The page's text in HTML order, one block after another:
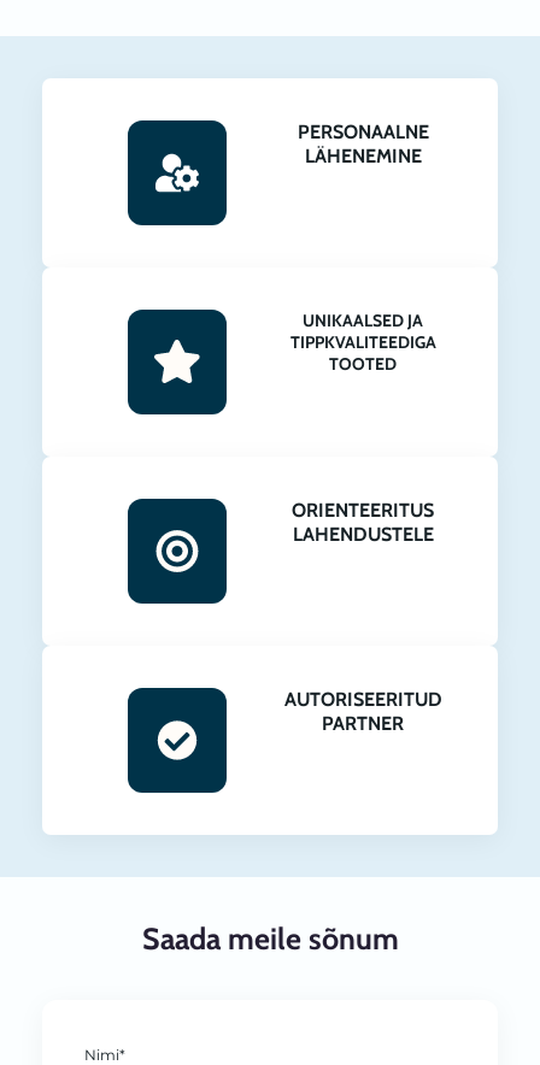
PERSONAALNE
LÄHENEMINE
UNIKAALSED JA
TIPPKVALITEEDIGA
TOOTED
ORIENTEERITUS
LAHENDUSTELE
AUTORISEERITUD
PARTNER
Saada meile sõnum
Nimi*